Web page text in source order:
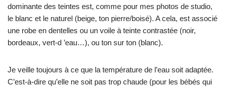
dominante des teintes est, comme pour mes photos de studio,
le blanc et le naturel (beige, ton pierre/boisé). A cela, est associé
une robe en dentelles ou un voile à teinte contrastée (noir,
bordeaux, vert-d ’eau…), ou ton sur ton (blanc).
Je veille toujours à ce que la température de l’eau soit adaptée.
C’est-à-dire qu’elle ne soit pas trop chaude (pour les bébés qui